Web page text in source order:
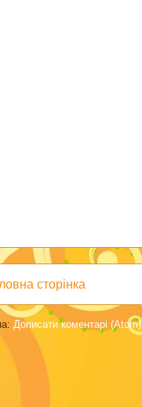
сторінка
Дописати коментарі (Atom)